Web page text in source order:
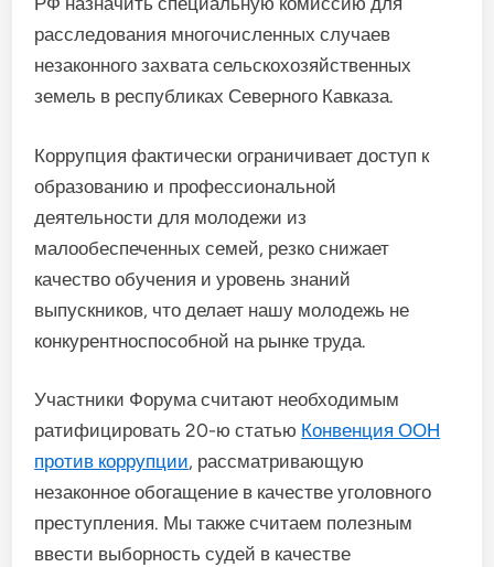
расследования многочисленных случаев
незаконного захвата сельскохозяйственных
земель в республиках Северного Кавказа.
Коррупция фактически ограничивает доступ к
образованию и профессиональной
деятельности для молодежи из
малообеспеченных семей, резко снижает
качество обучения и уровень знаний
выпускников, что делает нашу молодежь не
конкурентноспособной на рынке труда.
Участники Форума считают необходимым
ратифицировать 20-ю статью Конвенция ООН
против коррупции, рассматривающую
незаконное обогащение в качестве уголовного
преступления. Мы также считаем полезным
ввести выборность судей в качестве